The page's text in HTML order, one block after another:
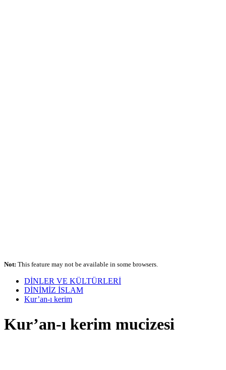
Not: This feature may not be available in some browsers.
DİNLER VE KÜLTÜRLERİ
DİNİMİZ İSLAM
Kur’an-ı kerim
Kur’an-ı kerim mucizesi